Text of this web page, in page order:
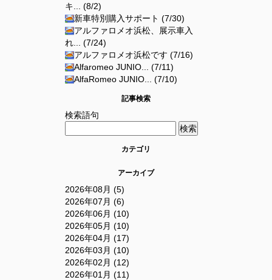
キ... (8/2)
新車特別購入サポート (7/30)
アルファロメオ浜松、展示車入
れ... (7/24)
アルファロメオ浜松です (7/16)
Alfaromeo JUNIO... (7/11)
AlfaRomeo JUNIO... (7/10)
記事検索
検索語句
カテゴリ
アーカイブ
2026年08月 (5)
2026年07月 (6)
2026年06月 (10)
2026年05月 (10)
2026年04月 (17)
2026年03月 (10)
2026年02月 (12)
2026年01月 (11)